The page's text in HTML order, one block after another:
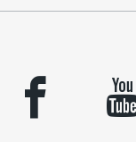
facebook